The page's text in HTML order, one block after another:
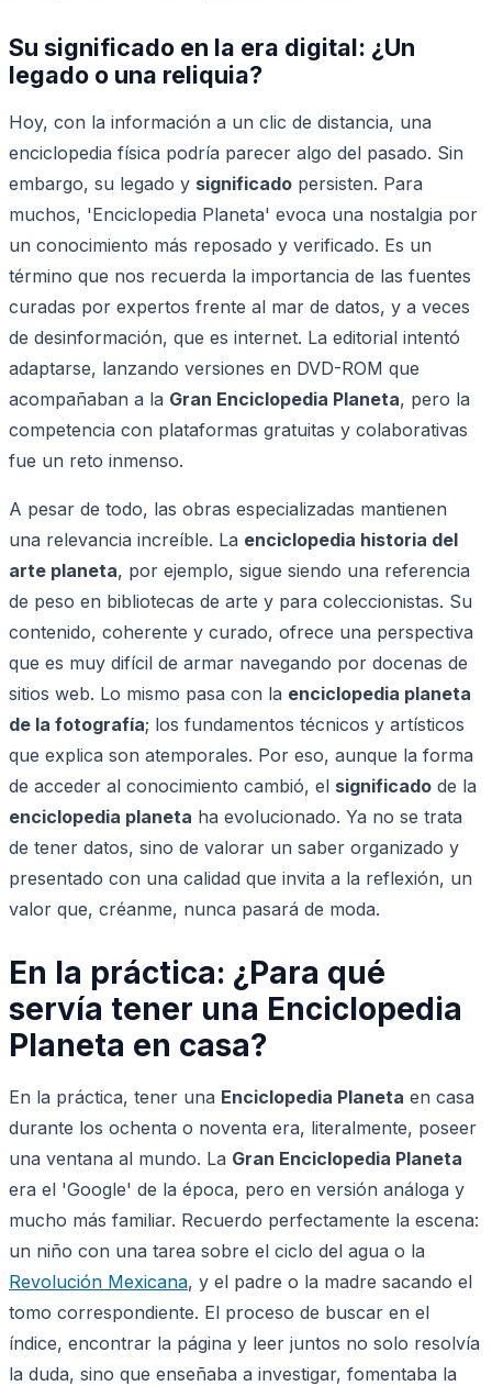
Su significado en la era digital: ¿Un
legado o una reliquia?
Hoy, con la información a un clic de distancia, una
enciclopedia física podría parecer algo del pasado. Sin
embargo, su legado y significado persisten. Para
muchos, 'Enciclopedia Planeta' evoca una nostalgia por
un conocimiento más reposado y verificado. Es un
término que nos recuerda la importancia de las fuentes
curadas por expertos frente al mar de datos, y a veces
de desinformación, que es internet. La editorial intentó
adaptarse, lanzando versiones en DVD-ROM que
acompañaban a la Gran Enciclopedia Planeta, pero la
competencia con plataformas gratuitas y colaborativas
fue un reto inmenso.
A pesar de todo, las obras especializadas mantienen
una relevancia increíble. La enciclopedia historia del
arte planeta, por ejemplo, sigue siendo una referencia
de peso en bibliotecas de arte y para coleccionistas. Su
contenido, coherente y curado, ofrece una perspectiva
que es muy difícil de armar navegando por docenas de
sitios web. Lo mismo pasa con la enciclopedia planeta
de la fotografía; los fundamentos técnicos y artísticos
que explica son atemporales. Por eso, aunque la forma
de acceder al conocimiento cambió, el significado de la
enciclopedia planeta ha evolucionado. Ya no se trata
de tener datos, sino de valorar un saber organizado y
presentado con una calidad que invita a la reflexión, un
valor que, créanme, nunca pasará de moda.
En la práctica: ¿Para qué
servía tener una Enciclopedia
Planeta en casa?
En la práctica, tener una Enciclopedia Planeta en casa
durante los ochenta o noventa era, literalmente, poseer
una ventana al mundo. La Gran Enciclopedia Planeta
era el 'Google' de la época, pero en versión análoga y
mucho más familiar. Recuerdo perfectamente la escena:
un niño con una tarea sobre el ciclo del agua o la
Revolución Mexicana, y el padre o la madre sacando el
tomo correspondiente. El proceso de buscar en el
índice, encontrar la página y leer juntos no solo resolvía
la duda, sino que enseñaba a investigar, fomentaba la